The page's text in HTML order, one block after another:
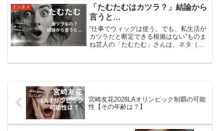
曽祖父はロジャー・ジュリアス・イング
ロット。明治期にマ...
エンタメ
「たむたむはカツラ？」結論から
言うと…
“仕事でウィッグは使う。でも、私生活が
カツラだと断定できる根拠はない”ものま
ね芸人の「たむたむ」さんは、ネタ（も
宮崎友花2028LAオリンピック制覇の可能
性【その年齢は？】